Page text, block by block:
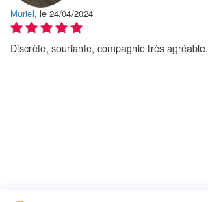
Muriel, le 24/04/2024
Discrète, souriante, compagnie très agréable.